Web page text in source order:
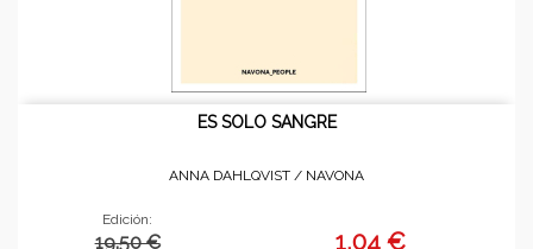
ES SOLO SANGRE
ANNA DAHLQVIST / NAVONA
Edición:
19.50 € 1,04 €